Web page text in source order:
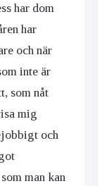
har dom
har
och när
inte är
som nåt
mig
och
man kan